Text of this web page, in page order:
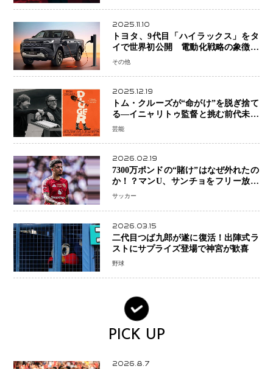
2025.11.10
トヨタ、9代目「ハイラックス」をタ
イで世界初公開 電動化戦略の象徴と
なるBEVモデルを初設定
その他
2025.12.19
トム・クルーズが“命がけ”を脱ぎ捨て
る―イニャリトゥ監督と挑む前代未聞
の大惨事コメディ「DIGGER ディガ
芸能
2026.02.19
7300万ポンドの“賭け”はなぜ外れたの
か！？マンU、サンチョをフリー放出
へ・・・補強戦略の転換点に
サッカー
2026.03.15
二代目つば九郎が遂に復活！出陣式ラ
ストにサプライズ登場で神宮が歓喜
野球
PICK UP
2026.8.7